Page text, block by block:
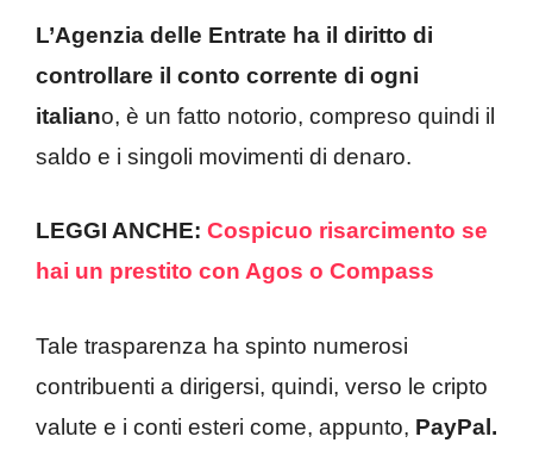
L’Agenzia delle Entrate ha il diritto di
controllare il conto corrente di ogni
italiano, è un fatto notorio, compreso quindi il
saldo e i singoli movimenti di denaro.
LEGGI ANCHE: Cospicuo risarcimento se
hai un prestito con Agos o Compass
Tale trasparenza ha spinto numerosi
contribuenti a dirigersi, quindi, verso le cripto
valute e i conti esteri come, appunto, PayPal.